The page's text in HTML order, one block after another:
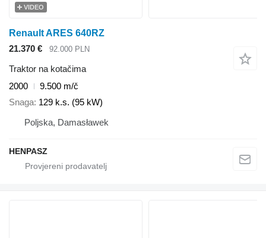
VIDEO
Renault ARES 640RZ
21.370 €
92.000 PLN
Traktor na kotačima
2000
9.500 m/č
Snaga 129 k.s. (95 kW)
Poljska, Damasławek
HENPASZ